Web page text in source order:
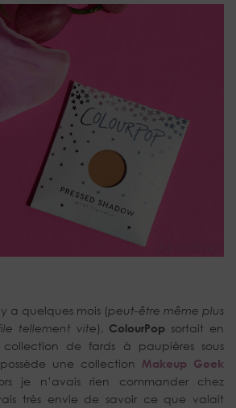
a quelques mois (peut-être même plus
tellement vite), ColourPop sortait en
de fards à paupières sous
une collection Makeup Geek
je n’avais rien commander chez
très envie de savoir ce que valait